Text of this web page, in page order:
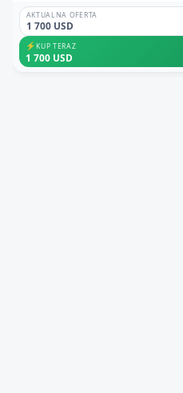
AKTUALNA OFERTA
1 700 USD
⚡KUP TERAZ
1 700 USD